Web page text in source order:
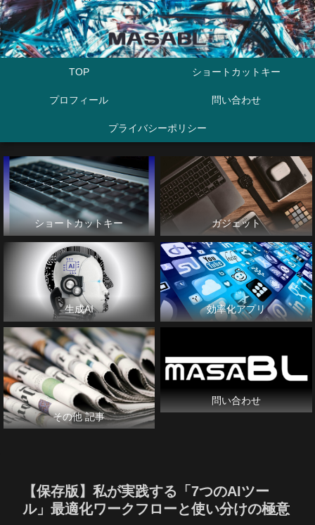
TOP ショートカットキー
プロフィール 問い合わせ
プライバシーポリシー
ショートカットキー ガジェット
生成AI 効率化アプリ
その他 記事
問い合わせ
【保存版】私が実践する「7つのAIツー
ル」最適化ワークフローと使い分けの極意